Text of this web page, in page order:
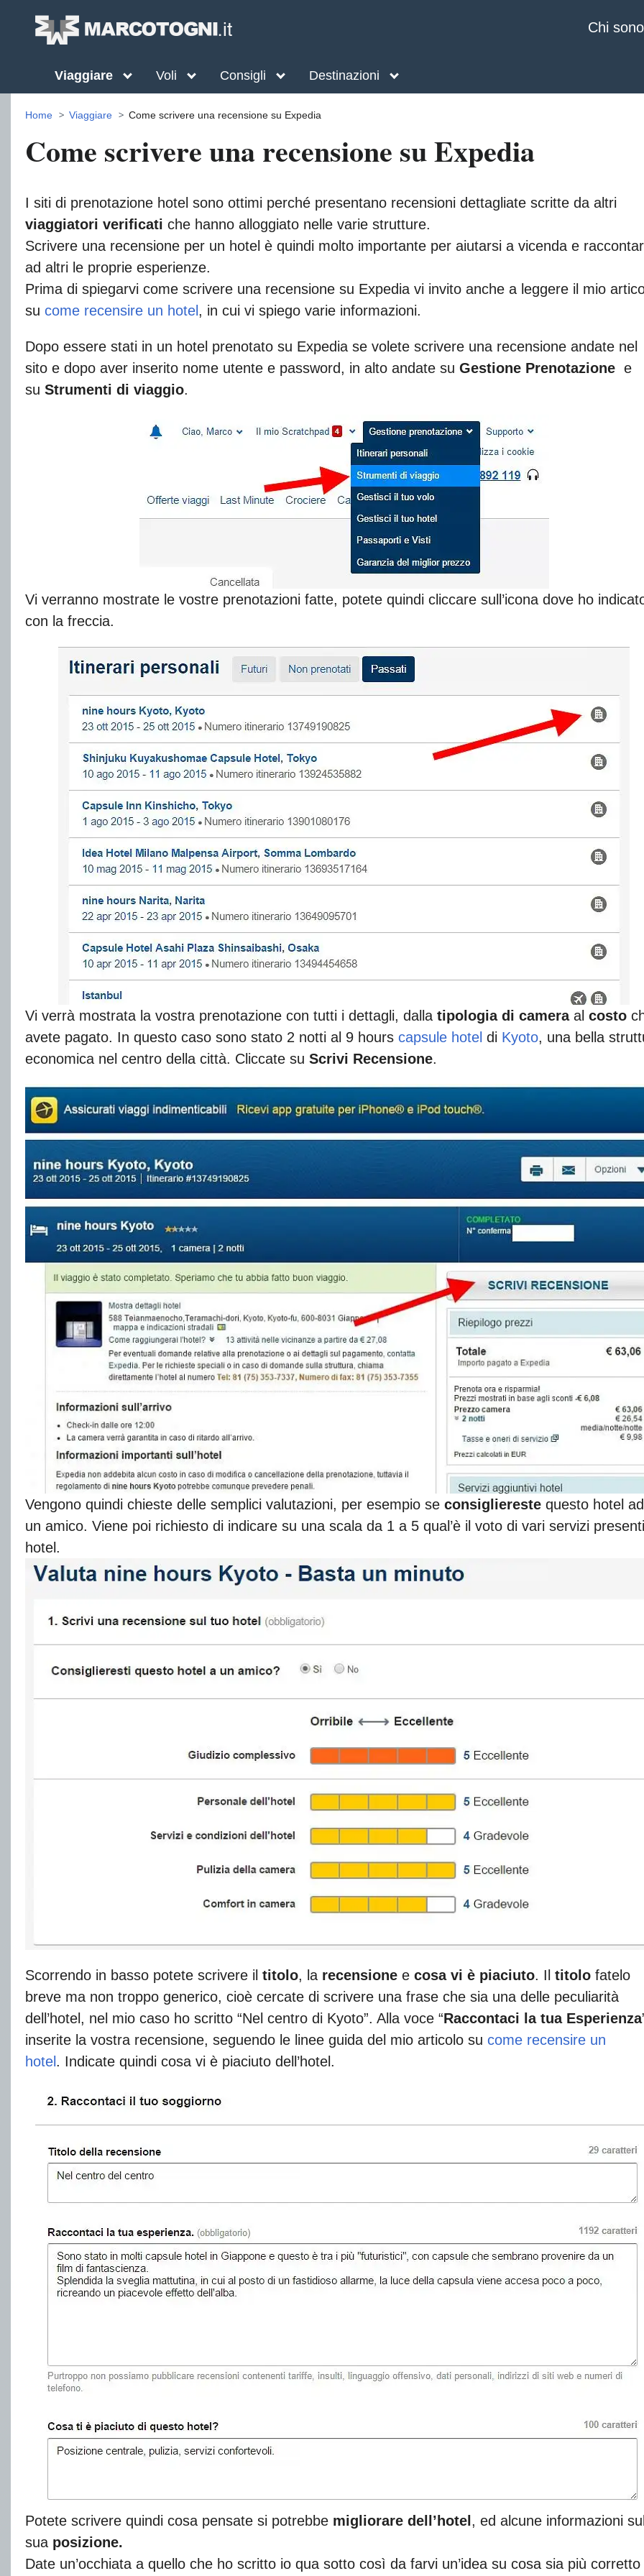
Chi
Viaggiare Voli Consigli Destinazioni
Home Viaggiare Come scrivere una recensione su Expedia
Come scrivere una recensione su Expedia
I siti di prenotazione hotel sono ottimi perché presentano recensioni dettagliate scritte da altri
viaggiatori verificati che hanno alloggiato nelle varie strutture.
Scrivere una recensione per un hotel è quindi molto importante per aiutarsi a vicenda e
ad altri le proprie esperienze.
Prima di spiegarvi come scrivere una recensione su Expedia vi invito anche a leggere il mio
su come recensire un hotel , in cui vi spiego varie informazioni.
Dopo essere stati in un hotel prenotato su Expedia se volete scrivere una recensione andate nel
sito e dopo aver inserito nome utente e password, in alto andate su Gestione Prenotazione e
su Strumenti di viaggio.
Vi verranno mostrate le vostre prenotazioni fatte, potete quindi cliccare sull’icona dove ho
con la freccia.
Vi verrà mostrata la vostra prenotazione con tutti i dettagli, dalla tipologia di cameraal costo
avete pagato. In questo caso sono stato 2 notti al 9 hours capsule hotel di Kyoto, una bella
economica nel centro della città. Cliccate su Scrivi Recensione.
Vengono quindi chieste delle semplici valutazioni, per esempio se consigliereste questo hotel ad
un amico. Viene poi richiesto di indicare su una scala da 1 a 5 qual’è il voto di vari servizi
hotel.
Scorrendo in basso potete scrivere il titolo, la recensione e cosa vi è piaciuto. Il titolo fatelo
breve ma non troppo generico, cioè cercate di scrivere una frase che sia una delle peculiarità
dell’hotel, nel mio caso ho scritto “Nel centro di Kyoto”. Alla voce “Raccontaci la tua Esperienza
inserite la vostra recensione, seguendo le linee guida del mio articolo su come recensire un
hotel . Indicate quindi cosa vi è piaciuto dell’hotel.
Potete scrivere quindi cosa pensate si potrebbe migliorare dell’hotel , ed alcune informazioni
sua posizione.
Date un’occhiata a quello che ho scritto io qua sotto così da farvi un’idea su cosa sia più corretto